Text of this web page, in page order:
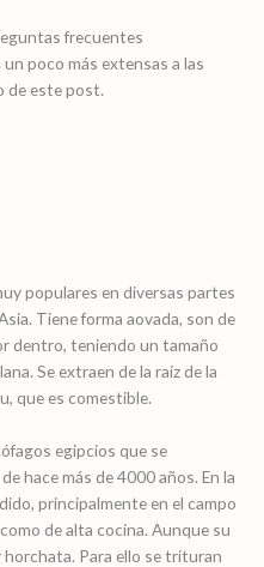
frecuentes
poco más extensas a las
de este post.
populares en diversas partes
Tiene forma aovada, son de
dentro, teniendo un tamaño
Se extraen de la raíz de la
que es comestible.
egipcios que se
hace más de 4000 años. En la
principalmente en el campo
de alta cocina. Aunque su
Para ello se trituran